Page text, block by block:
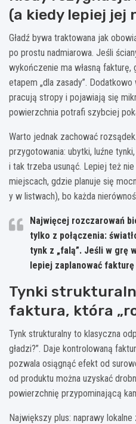
(a kiedy lepiej jej
Gładź bywa traktowana jak
po prostu nadmiarowa. Jeśli
wykończenie ma własną fakturę,
etapem „dla zasady”.
pracują stropy i pojawiają się
powierzchnia potrafi szybciej
Warto jednak zachować
przygotowania: ubytki, luźne
i tak trzeba usunąć. Lepiej też
miejscach, gdzie planuje się
y w listwach), bo każda
Najwięcej rozczarowań
tylko z połączenia:
tynk z „falą”. Jeśli w grę
lepiej zaplanować
Tynki
faktura, która
Tynk strukturalny to klasyczna
gładzi?”. Daje kontrolowaną
pozwala osiągnąć efekt od
od produktu można uzyskać
powierzchnię przypominającą
Największy plus: naprawy